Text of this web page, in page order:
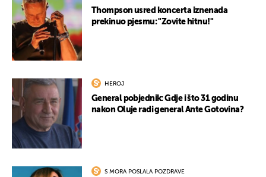
Thompson usred koncerta iznenada
prekinuo pjesmu: "Zovite hitnu!"
HEROJ
General pobjednik: Gdje i što 31 godinu
nakon Oluje radi general Ante Gotovina?
S MORA POSLALA POZDRAVE